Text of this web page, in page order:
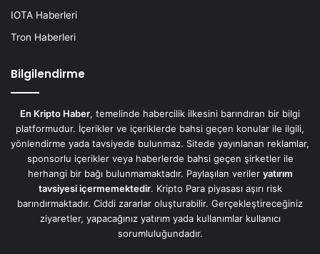
IOTA Haberleri
Tron Haberleri
Bilgilendirme
En Kripto Haber, temelinde habercilik ilkesini barındıran bir bilgi
platformudur. İçerikler ve içeriklerde bahsi geçen konular ile ilgili,
yönlendirme yada tavsiyede bulunmaz. Sitede yayınlanan reklamlar,
sponsorlu içerikler veya haberlerde bahsi geçen şirketler ile
herhangi bir bağı bulunmamaktadır. Paylaşılan veriler yatırım
tavsiyesi içermemektedir. Kripto Para piyasası aşırı risk
barındırmaktadır. Ciddi zararlar oluşturabilir. Gerçekleştireceğiniz
ziyaretler, yapacağınız yatırım yada kullanımlar kullanıcı
sorumluluğundadır.